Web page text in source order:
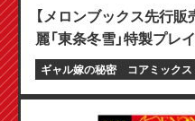
【メロンブックス先行
麗「東条冬雪」特製プレ
約受付開始！『ギャル嫁
日発売予定！
ギャル嫁の秘密 コアミックス